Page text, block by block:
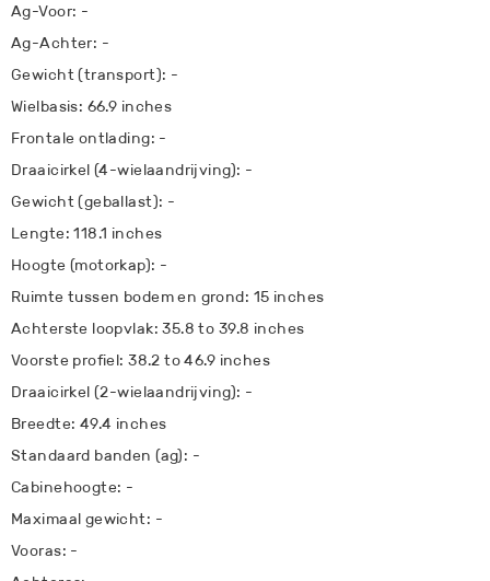
Ag-Voor: -
Ag-Achter: -
Gewicht (transport): -
Wielbasis: 66.9 inches
Frontale ontlading: -
Draaicirkel (4-wielaandrijving): -
Gewicht (geballast): -
Lengte: 118.1 inches
Hoogte (motorkap): -
Ruimte tussen bodem en grond: 15 inches
Achterste loopvlak: 35.8 to 39.8 inches
Voorste profiel: 38.2 to 46.9 inches
Draaicirkel (2-wielaandrijving): -
Breedte: 49.4 inches
Standaard banden (ag): -
Cabinehoogte: -
Maximaal gewicht: -
Vooras: -